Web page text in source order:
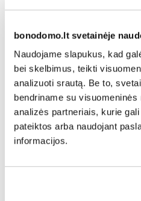
bonodomo.lt svetainėje
Naudojame slapukus, kad
bei skelbimus, teikti
analizuoti srautą. Be to,
bendriname su
analizės partneriais, kurie
pateiktos arba naudojant
informacijos.
ar vaizdo medžiagą, kai
atsiųsti el. paštu
Aplinkos apsaugos
Dalintis naujiena: